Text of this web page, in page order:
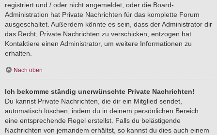
registriert und / oder nicht angemeldet, oder die Board-
Administration hat Private Nachrichten für das komplette Forum
ausgeschaltet. Außerdem könnte es sein, dass der Administrator dir
das Recht, Private Nachrichten zu verschicken, entzogen hat.
Kontaktiere einen Administrator, um weitere Informationen zu
erhalten.
Nach oben
Ich bekomme ständig unerwünschte Private Nachrichten!
Du kannst Private Nachrichten, die dir ein Mitglied sendet,
automatisch löschen, indem du in deinem persönlichen Bereich
eine entsprechende Regel erstellst. Falls du belästigende
Nachrichten von jemandem erhältst, so kannst du dies auch einem